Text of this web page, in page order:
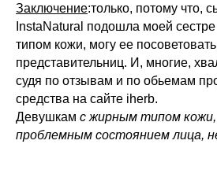
Заключение:только, потому что,
InstaNatural подошла моей
типом кожи, могу ее
представительниц. И, многие,
судя по отзывам и по обьемам
средства на сайте iherb.
Девушкам с жирным типом
проблемным состоянием лица,